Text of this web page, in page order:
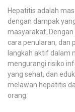
Hepatitis adalah
dengan dampak
masyarakat.
cara penularan, dan
langkah aktif dalam
mengurangi risiko
yang sehat, dan
melawan hepatitis
orang.